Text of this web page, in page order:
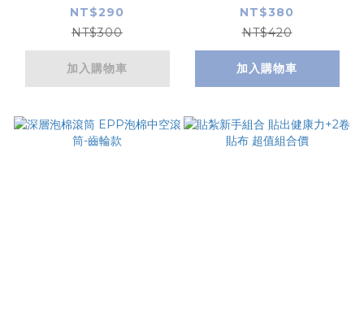
NT$290
NT$300
加入購物車
SPRAY (MG100)
NT$380
NT$420
加入購物車